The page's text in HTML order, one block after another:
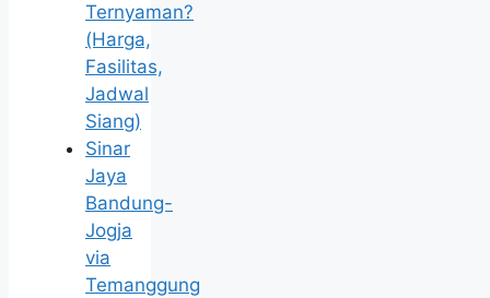
Ternyaman?
(Harga,
Fasilitas,
Jadwal
Siang)
Sinar
Jaya
Bandung-
Jogja
via
Temanggung